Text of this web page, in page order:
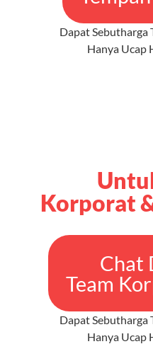
Dapat Sebutharga
Hanya Ucap
Korporat
Chat
Team
Dapat Sebutharga
Hanya Ucap